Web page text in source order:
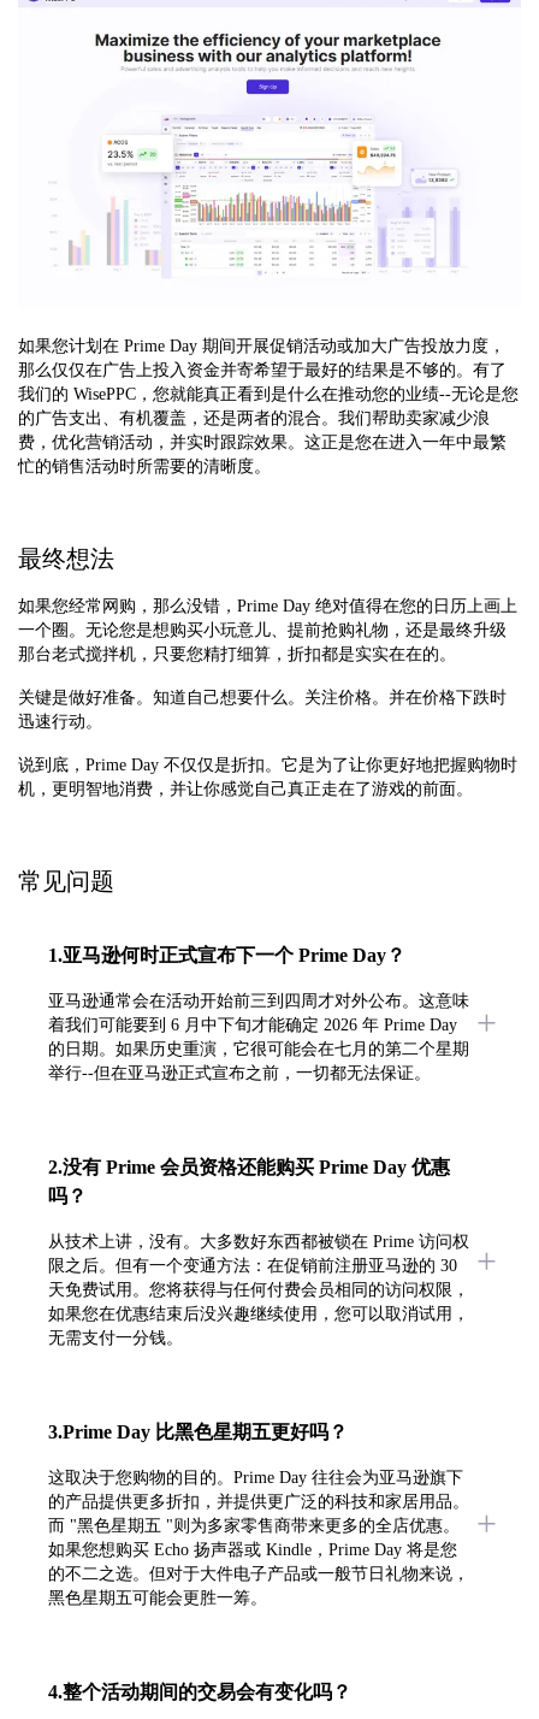
如果您计划在 Prime Day 期间开展促销活动或加大广告投放力度，
那么仅仅在广告上投入资金并寄希望于最好的结果是不够的。有了
我们的 WisePPC，您就能真正看到是什么在推动您的业绩--无论是您
的广告支出、有机覆盖，还是两者的混合。我们帮助卖家减少浪
费，优化营销活动，并实时跟踪效果。这正是您在进入一年中最繁
忙的销售活动时所需要的清晰度。
最终想法
如果您经常网购，那么没错，Prime Day 绝对值得在您的日历上画上
一个圈。无论您是想购买小玩意儿、提前抢购礼物，还是最终升级
那台老式搅拌机，只要您精打细算，折扣都是实实在在的。
关键是做好准备。知道自己想要什么。关注价格。并在价格下跌时
迅速行动。
说到底，Prime Day 不仅仅是折扣。它是为了让你更好地把握购物时
机，更明智地消费，并让你感觉自己真正走在了游戏的前面。
常见问题
1.亚马逊何时正式宣布下一个 Prime Day？
亚马逊通常会在活动开始前三到四周才对外公布。这意味
着我们可能要到 6 月中下旬才能确定 2026 年 Prime Day
的日期。如果历史重演，它很可能会在七月的第二个星期
举行--但在亚马逊正式宣布之前，一切都无法保证。
2.没有 Prime 会员资格还能购买 Prime Day 优惠
吗？
从技术上讲，没有。大多数好东西都被锁在 Prime 访问权
限之后。但有一个变通方法：在促销前注册亚马逊的 30
天免费试用。您将获得与任何付费会员相同的访问权限，
如果您在优惠结束后没兴趣继续使用，您可以取消试用，
无需支付一分钱。
3.Prime Day 比黑色星期五更好吗？
这取决于您购物的目的。Prime Day 往往会为亚马逊旗下
的产品提供更多折扣，并提供更广泛的科技和家居用品。
而 "黑色星期五 "则为多家零售商带来更多的全店优惠。
如果您想购买 Echo 扬声器或 Kindle，Prime Day 将是您
的不二之选。但对于大件电子产品或一般节日礼物来说，
黑色星期五可能会更胜一筹。
4.整个活动期间的交易会有变化吗？